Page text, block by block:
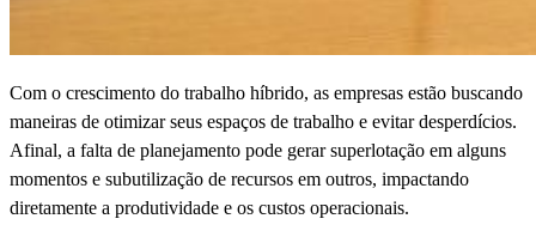
Com o crescimento do trabalho híbrido, as empresas estão buscando
maneiras de otimizar seus espaços de trabalho e evitar desperdícios.
Afinal, a falta de planejamento pode gerar superlotação em alguns
momentos e subutilização de recursos em outros, impactando
diretamente a produtividade e os custos operacionais.